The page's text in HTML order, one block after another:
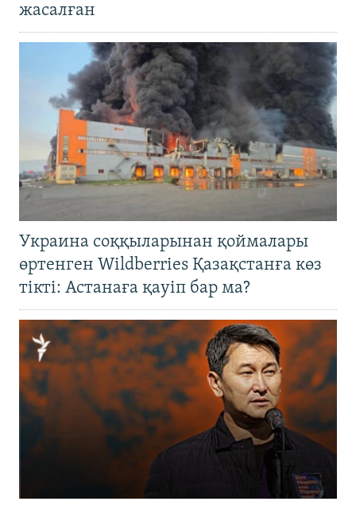
жасалған
Украина соққыларынан қоймалары
өртенген Wildberries Қазақстанға көз
тікті: Астанаға қауіп бар ма?